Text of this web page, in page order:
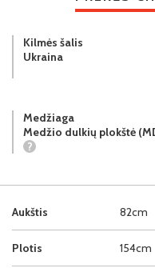
Aukštis 82cm
Plotis 154cm
Kilmės šalis
Ukraina
Medžiaga
Medžio dulkių plokštė
?